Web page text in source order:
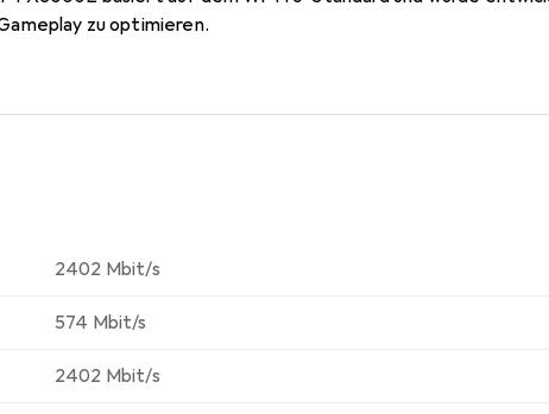
zu optimieren.
2402 Mbit/s
574 Mbit/s
2402 Mbit/s